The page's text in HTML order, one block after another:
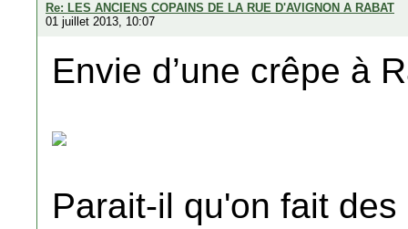
Re: LES ANCIENS COPAINS DE LA RUE D'AVIGNON A RABAT
01 juillet 2013, 10:07
Envie d’une crêpe à
Parait-il qu'on fait